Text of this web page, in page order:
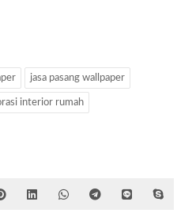
jasa pasang wallpaper
interior rumah